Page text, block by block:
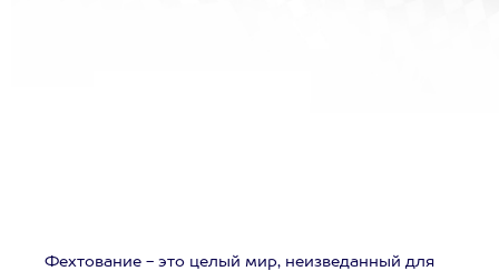
Фехтование - это целый мир, неизведанный для